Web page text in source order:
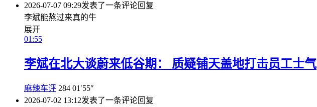
2026-07-07 09:29发表了一条评论回复
李斌能熬过来真的牛
展开
01:55
李斌在北大谈蔚来低谷期： 质疑铺天盖地打击员工士气
麻辣车评 284 01′55″
2026-07-02 13:12发表了一条评论回复